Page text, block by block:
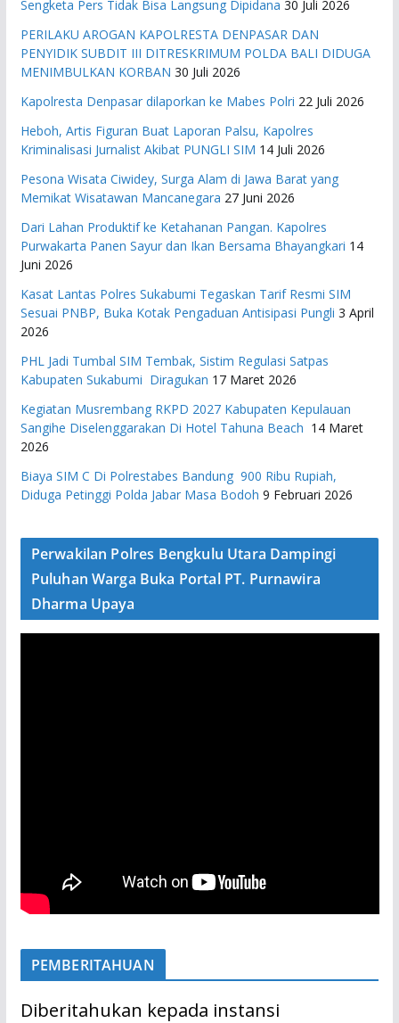
Sengketa Pers Tidak Bisa Langsung Dipidana 30 Juli 2026
PERILAKU AROGAN KAPOLRESTA DENPASAR DAN
PENYIDIK SUBDIT III DITRESKRIMUM POLDA BALI DIDUGA
MENIMBULKAN KORBAN 30 Juli 2026
Kapolresta Denpasar dilaporkan ke Mabes Polri 22 Juli 2026
Heboh, Artis Figuran Buat Laporan Palsu, Kapolres
Kriminalisasi Jurnalist Akibat PUNGLI SIM 14 Juli 2026
Pesona Wisata Ciwidey, Surga Alam di Jawa Barat yang
Memikat Wisatawan Mancanegara 27 Juni 2026
Dari Lahan Produktif ke Ketahanan Pangan. Kapolres
Purwakarta Panen Sayur dan Ikan Bersama Bhayangkari 14
Juni 2026
Kasat Lantas Polres Sukabumi Tegaskan Tarif Resmi SIM
Sesuai PNBP, Buka Kotak Pengaduan Antisipasi Pungli 3 April
2026
PHL Jadi Tumbal SIM Tembak, Sistim Regulasi Satpas
Kabupaten Sukabumi Diragukan 17 Maret 2026
Kegiatan Musrembang RKPD 2027 ​Kabupaten Kepulauan
Sangihe Diselenggarakan Di Hotel Tahuna Beach 14 Maret
2026
Biaya SIM C Di Polrestabes Bandung 900 Ribu Rupiah,
Diduga Petinggi Polda Jabar Masa Bodoh 9 Februari 2026
Perwakilan Polres Bengkulu Utara Dampingi
Puluhan Warga Buka Portal PT. Purnawira
Dharma Upaya
PEMBERITAHUAN
Diberitahukan kepada instansi